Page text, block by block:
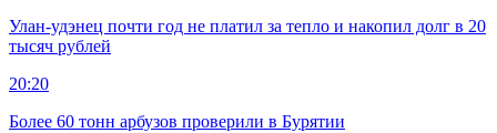
Улан-удэнец почти год не платил за тепло и накопил долг в 20
тысяч рублей
20:20
Более 60 тонн арбузов проверили в Бурятии